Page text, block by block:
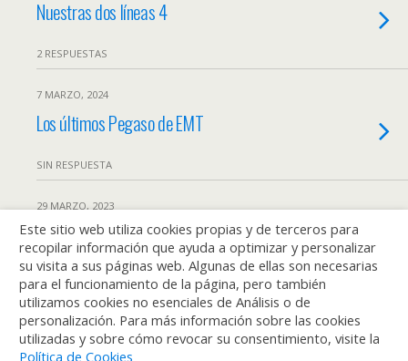
Nuestras dos líneas 4
2 RESPUESTAS
7 MARZO, 2024
Los últimos Pegaso de EMT
SIN RESPUESTA
29 MARZO, 2023
El Pegaso 6050, el ‘autobús del futuro’
3 RESPUESTAS
Cargar Más Marcados De Esta Manera…
Este sitio web utiliza cookies propias y de terceros para
recopilar información que ayuda a optimizar y personalizar
su visita a sus páginas web. Algunas de ellas son necesarias
para el funcionamiento de la página, pero también
utilizamos cookies no esenciales de Análisis o de
personalización. Para más información sobre las cookies
utilizadas y sobre cómo revocar su consentimiento, visite la
Política de Cookies